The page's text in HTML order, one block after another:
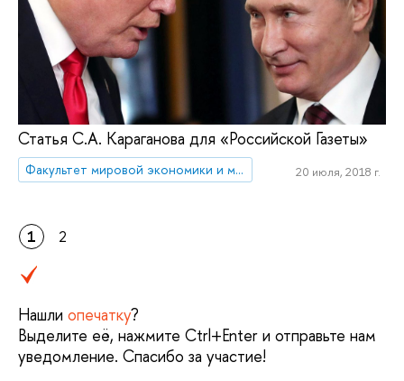
Статья С.А. Караганова для «Российской Газеты»
Факультет мировой экономики и мировой политики 20 июля, 2018 г.
1 2
Нашли опечатку?
Выделите её, нажмите Ctrl+Enter и отправьте нам
уведомление. Спасибо за участие!